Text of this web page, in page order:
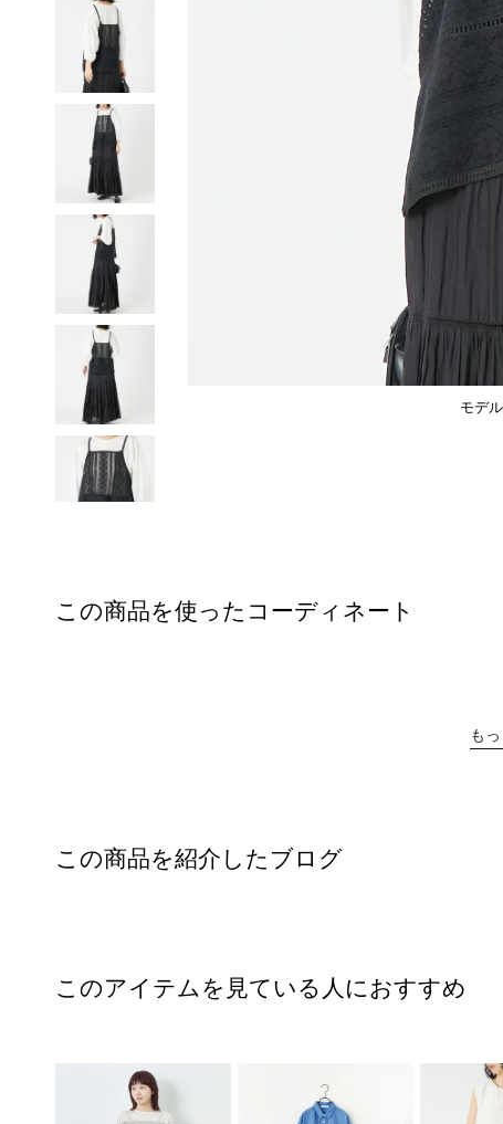
モデ
この商品を使ったコーディネート
も
この商品を紹介したブログ
このアイテムを見ている人におすすめ